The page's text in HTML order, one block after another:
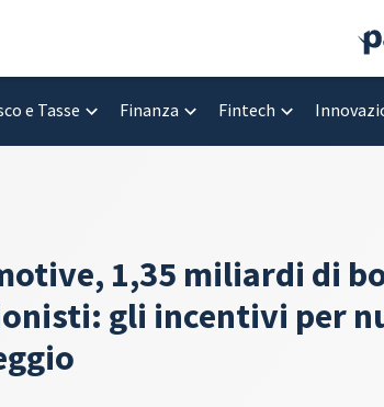
e Tasse Finanza Fintech
1,35 miliardi di
gli incentivi per